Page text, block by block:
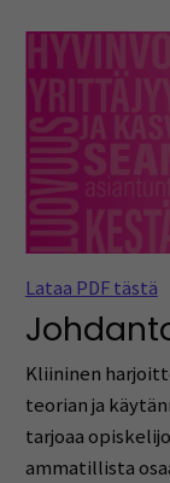
Lataa PDF tästä
Kliininen
teorian ja
tarjoaa
ammatillista